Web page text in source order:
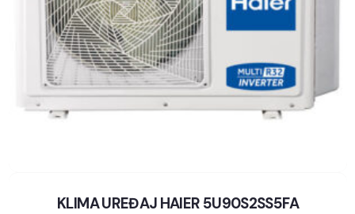
KLIMA UREĐAJ HAIER 5U90S2SS5FA